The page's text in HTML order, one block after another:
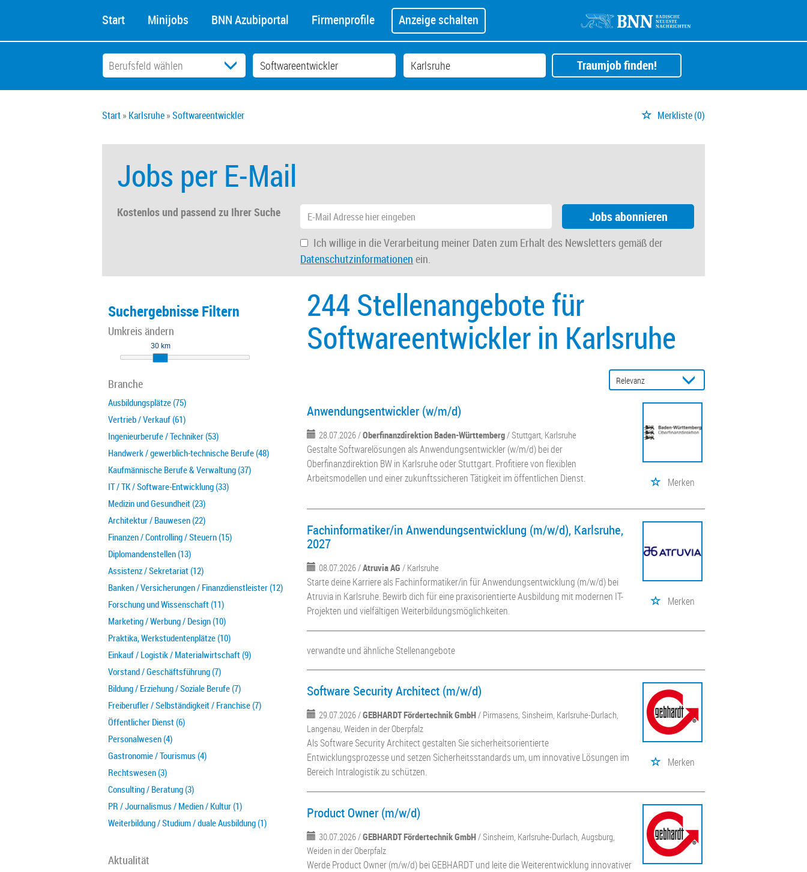
Start Minijobs BNN Azubiportal Firmenprofile Anzeige schalten
Traumjob finden!
Start Karlsruhe Softwareentwickler Merkliste(0)
Jobs per E-Mail
Kostenlos und passend zu Ihrer Suche Jobs abonnieren
Ich willige in die Verarbeitung meiner Daten zum Erhalt des Newsletters gemäß der
Datenschutzinformationen ein.
Suchergebnisse Filtern
Umkreis ändern
30 km
Branche
Ausbildungsplätze (75)
Vertrieb / Verkauf (61)
Ingenieurberufe / Techniker (53)
Handwerk / gewerblich-technische Berufe (48)
Kaufmännische Berufe & Verwaltung (37)
IT / TK / Software-Entwicklung (33)
Medizin und Gesundheit (23)
Architektur / Bauwesen (22)
Finanzen / Controlling / Steuern (15)
Diplomandenstellen (13)
Assistenz / Sekretariat (12)
Banken / Versicherungen / Finanzdienstleister (12)
Forschung und Wissenschaft (11)
Marketing / Werbung / Design (10)
Praktika, Werkstudentenplätze (10)
Einkauf / Logistik / Materialwirtschaft (9)
Vorstand / Geschäftsführung (7)
Bildung / Erziehung / Soziale Berufe (7)
Freiberufler / Selbständigkeit / Franchise (7)
Öffentlicher Dienst (6)
Personalwesen (4)
Gastronomie / Tourismus (4)
Rechtswesen (3)
Consulting / Beratung (3)
PR / Journalismus / Medien / Kultur (1)
Weiterbildung / Studium / duale Ausbildung (1)
Aktualität
244 Stellenangebote für
Softwareentwickler in Karlsruhe
Anwendungsentwickler (w/m/d)
28.07.2026 /Oberfinanzdirektion Baden-Württemberg/ Stuttgart, Karlsruhe
Gestalte Softwarelösungen als Anwendungsentwickler (w/m/d) bei der
Oberfinanzdirektion BW in Karlsruhe oder Stuttgart. Profitiere von flexiblen
Arbeitsmodellen und einer zukunftssicheren Tätigkeit im öffentlichen Dienst.
Merken
Fachinformatiker/in Anwendungsentwicklung (m/w/d), Karlsruhe,
2027
08.07.2026 /Atruvia AG / Karlsruhe
Starte deine Karriere als Fachinformatiker/in für Anwendungsentwicklung (m/w/d) bei
Atruvia in Karlsruhe. Bewirb dich für eine praxisorientierte Ausbildung mit modernen IT-
Projekten und vielfältigen Weiterbildungsmöglichkeiten.
Merken
verwandte und ähnliche Stellenangebote
Software Security Architect (m/w/d)
29.07.2026 /GEBHARDT Fördertechnik GmbH/ Pirmasens, Sinsheim, Karlsruhe-Durlach,
Langenau, Weiden in der Oberpfalz
Als Software Security Architect gestalten Sie sicherheitsorientierte
Entwicklungsprozesse und setzen Sicherheitsstandards um, um innovative Lösungen im
Bereich Intralogistik zu schützen.
Merken
Product Owner (m/w/d)
30.07.2026 /GEBHARDT Fördertechnik GmbH/ Sinsheim, Karlsruhe-Durlach, Augsburg,
Weiden in der Oberpfalz
Werde Product Owner (m/w/d) bei GEBHARDT und leite die Weiterentwicklung innovativer